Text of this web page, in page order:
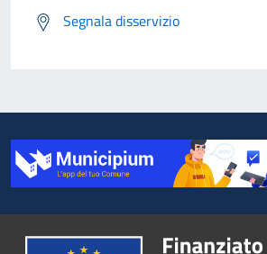
Segnala disservizio